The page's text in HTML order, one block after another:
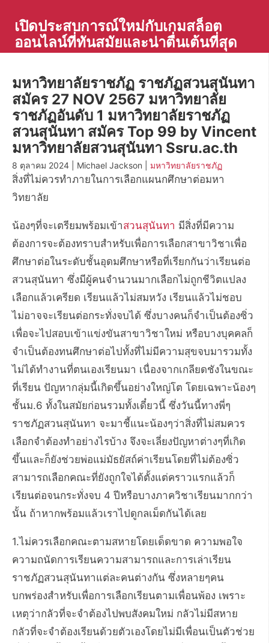
contentเปิดประสบการณ์ใหม่กับเกมสล็อต
ออนไลน์ที่ทันสมัยและน่าตื่นเต้นที่สุด
มหาวิทยาลัยราชภัฏ ราชภัฏสวนสุนันทา
สมัคร 27 NOV 2567 มหาวิทยาลัย
ราชภัฏอันดับ 1 มหาวิทยาลัยราชภัฏ
สวนสุนันทา สมัคร Top 99 by Vincent
มหาวิทยาลัยสวนสุนันทา Ssru.ac.th
8 ตุลาคม 2024 | Michael Jackson | มหาวิทยาลัยราชภัฏ
สิ่งที่ไม่ควรทำภายในการเลือกแผนกศึกษาต่อมหา
วิทยาลัย
น้องๆที่จะเตรียมพร้อมเข้าสวนสุนันทา มีสิ่งที่มีความ
ต้องการจะต้องทราบสำหรับเพื่อการเลือกสาขาวิชาเพื่อ
ศึกษาต่อในระดับชั้นอุดมศึกษาหรือที่เรียกกันว่าเรียนต่อ
สวนสุนันทา ซึ่งมีผู้คนจำนวนมากเลือกไม่ถูกชีวิตแปลง
เลือกแล้วเครียด เรียนแล้วไม่สมหวัง เรียนแล้วไม่ชอบ
ไม่อาจจะเรียนต่อกระทั่งจบได้ ซึ่งบางคนก็จำเป็นต้องซิ่ว
เพื่อจะไปสอบเข้าแข่งขันสาขาวิชาใหม่ หรือบางบุคคลก็
จำเป็นต้องทนศึกษาต่อไปทั้งที่ไม่มีความสุขจบมารวมทั้ง
ไม่ได้ทำงานที่ตนเองเรียนมา เนื่องจากเกลียดชังในขณะ
ที่เรียน ปัญหากลุ่มนี้เกิดขึ้นอย่างใหญ่โต โดยเฉพาะน้องๆ
ชั้นม.6 ทั้งในสมัยก่อนรวมทั้งเดี๋ยวนี้ ซึ่งวันนี้ทางพี่ๆ
ราชภัฏสวนสุนันทา จะมาชี้แนะน้องๆว่าสิ่งที่ไม่สมควร
เลือกจำต้องทำอย่างไรบ้าง จึงจะเลี่ยงปัญหาต่างๆที่เกิด
ขึ้นและก็ยังช่วยพ่อแม่มัธยัสถ์ค่าเรียนโดยที่ไม่ต้องซิ่ว
สามารถเลือกคณะที่ยังถูกใจได้ตั้งแต่คราวแรกแล้วก็
เรียนต่อจนกระทั่งจบ 4 ปีหรือบางภาควิชาเรียนมากกว่า
นั้น ถ้าหากพร้อมแล้วเราไปดูกลเม็ดกันได้เลย
1.ไม่ควรเลือกคณะตามสหายโดยเด็ดขาด ความพอใจ
ความถนัดการเรียนความสามารถและการเล่าเรียน
ราชภัฏสวนสุนันทาแต่ละคนต่างกัน ซึ่งหลายๆคน
บกพร่องสำหรับเพื่อการเลือกเรียนตามเพื่อนพ้อง เพราะ
เหตุว่ากลัวที่จะจำต้องไปพบสังคมใหม่ กลัวไม่มีสหาย
กลัวที่จะจำต้องเรียนด้วยตัวเองโดยไม่มีเพื่อนเป็นตัวช่วย